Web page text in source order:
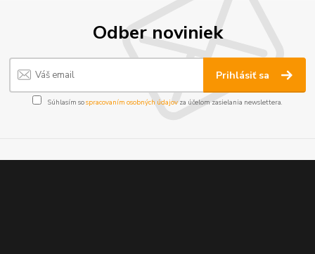
Odber noviniek
Prihlásiť sa
Súhlasím sospracovaním osobných údajov za účelom zasielania newslettera.